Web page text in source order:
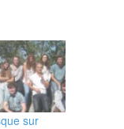
sur